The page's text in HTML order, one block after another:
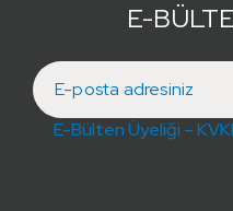
E-
E-Bülten Üyeliği –